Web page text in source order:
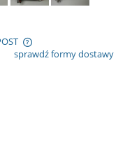
sprawdź formy dostawy